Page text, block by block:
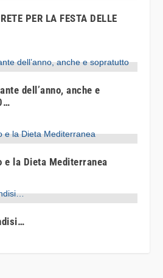
PER LA FESTA DELLE
dell’anno, anche e
e la Dieta Mediterranea